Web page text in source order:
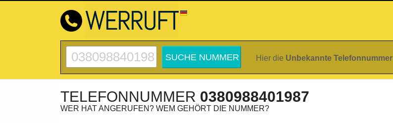
Hier die Unbekannte Telefonnummer
TELEFONNUMMER 0380988401987
WER HAT ANGERUFEN? WEM GEHÖRT DIE NUMMER?